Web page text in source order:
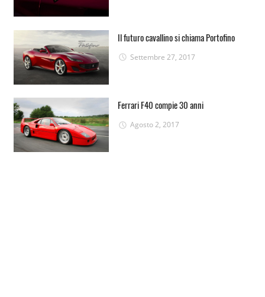
Il futuro cavallino si chiama Portofino
Settembre 27, 2017
Ferrari F40 compie 30 anni
Agosto 2, 2017